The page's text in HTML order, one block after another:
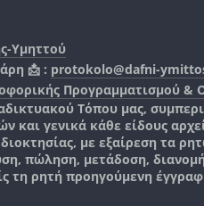
Υμηττού
📩 : protokolo@dafni-
Προγραμματισμού
Τόπου μας,
και γενικά κάθε είδους
με εξαίρεση τα
πώληση, μετάδοση,
τη ρητή προηγούμενη